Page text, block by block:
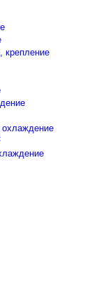
крепление